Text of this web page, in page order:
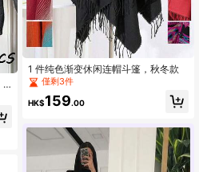
1 件纯色渐变休闲连帽斗篷，秋冬款
僅剩3件
HK$159.00